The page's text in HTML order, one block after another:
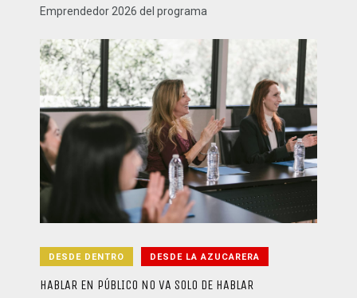
Emprendedor 2026 del programa
DESDE DENTRO DESDE LA AZUCARERA
HABLAR EN PÚBLICO NO VA SOLO DE HABLAR